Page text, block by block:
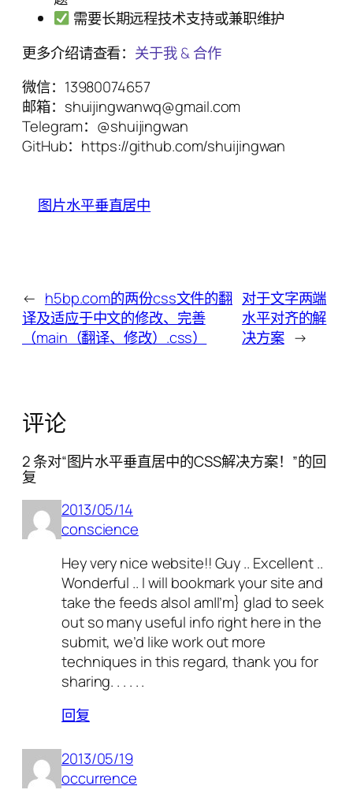
需要长期远程技术支持或兼职维护
更多介绍请查看： 关于我 & 合作
微信：13980074657
邮箱：shuijingwanwq@gmail.com
Telegram：@shuijingwan
GitHub：https://github.com/shuijingwan
图片水平垂直居中
← h5bp.com的两份css文件的翻
译及适应于中文的修改、完善
（main（翻译、修改）.css）
对于文字两端
水平对齐的解
决方案 →
评论
2 条对“图片水平垂直居中的CSS解决方案！”的回
复
2013/05/14
conscience
Hey very nice website!! Guy .. Excellent ..
Wonderful .. I will bookmark your site and
take the feeds alsoI am|I’m} glad to seek
out so many useful info right here in the
submit, we’d like work out more
techniques in this regard, thank you for
sharing. . . . . .
回复
2013/05/19
occurrence